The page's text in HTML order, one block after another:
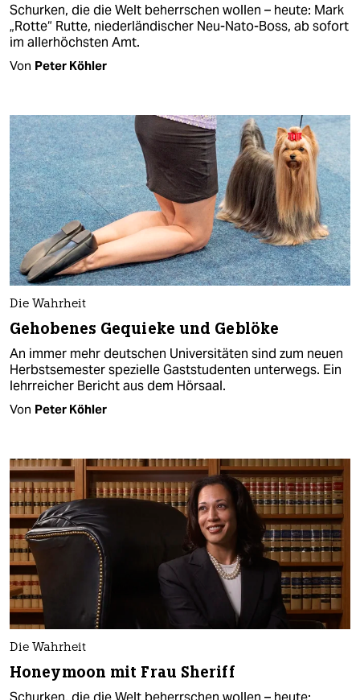
Schurken, die die Welt beherrschen wollen – heute: Mark
„Rotte“ Rutte, niederländischer Neu-Nato-Boss, ab sofort
im allerhöchsten Amt.
Von Peter Köhler
Die Wahrheit
Gehobenes Gequieke und Geblöke
An immer mehr deutschen Universitäten sind zum neuen
Herbstsemester spezielle Gaststudenten unterwegs. Ein
lehrreicher Bericht aus dem Hörsaal.
Von Peter Köhler
Die Wahrheit
Honeymoon mit Frau Sheriff